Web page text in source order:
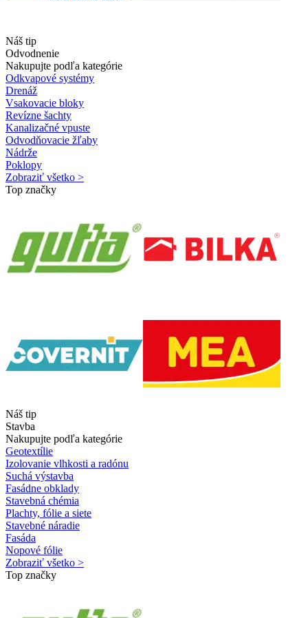
Náš tip
Odvodnenie
Nakupujte podľa kategórie
Odkvapové systémy
Drenáž
Vsakovacie bloky
Revízne šachty
Kanalizačné vpuste
Odvodňovacie žľaby
Nádrže
Poklopy
Zobraziť všetko >
Top značky
Náš tip
Stavba
Nakupujte podľa kategórie
Geotextílie
Izolovanie vlhkosti a radónu
Suchá výstavba
Fasádne obklady
Stavebná chémia
Plachty, fólie a siete
Stavebné náradie
Fasáda
Nopové fólie
Zobraziť všetko >
Top značky